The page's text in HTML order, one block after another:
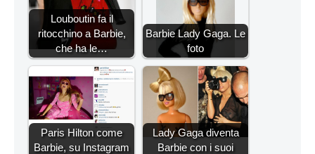
Louboutin fa il
ritocchino a Barbie,
che ha le…
Barbie Lady Gaga. Le
foto
Paris Hilton come
Barbie, su Instagram
Lady Gaga diventa
Barbie con i suoi